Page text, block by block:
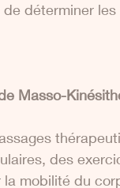
déterminer
Masso-
des
mobilité du